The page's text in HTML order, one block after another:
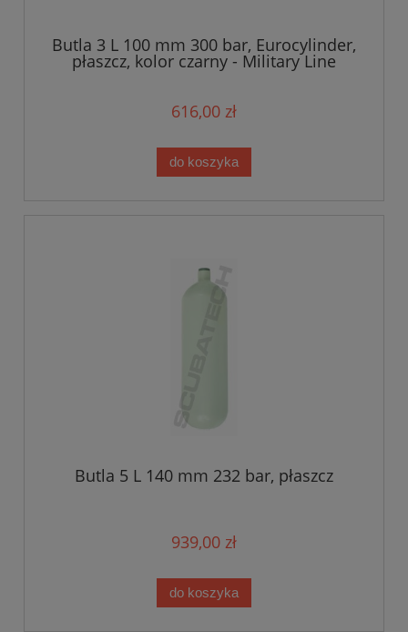
Butla 3 L 100 mm 300 bar, Eurocylinder,
płaszcz, kolor czarny - Military Line
616,00 zł
do koszyka
Butla 5 L 140 mm 232 bar, płaszcz
939,00 zł
do koszyka